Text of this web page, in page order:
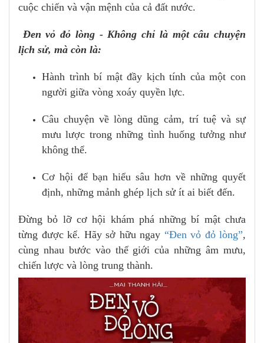
cuộc chiến và vận mệnh của cả đất nước.
Đen vỏ đỏ lòng - Không chỉ là một câu chuyện
lịch sử, mà còn là:
Hành trình bí mật đầy kịch tính của một con
người giữa vòng xoáy quyền lực.
Câu chuyện về lòng dũng cảm, trí tuệ và sự
mưu lược trong những tình huống tưởng như
không thể.
Cơ hội để bạn hiểu sâu hơn về những quyết
định, những mảnh ghép lịch sử ít ai biết đến.
Đừng bỏ lỡ cơ hội khám phá những bí mật chưa
từng được kể. Hãy sở hữu ngay “Đen vỏ đỏ lòng”,
cùng nhau bước vào thế giới của những âm mưu,
chiến lược và lòng trung thành.